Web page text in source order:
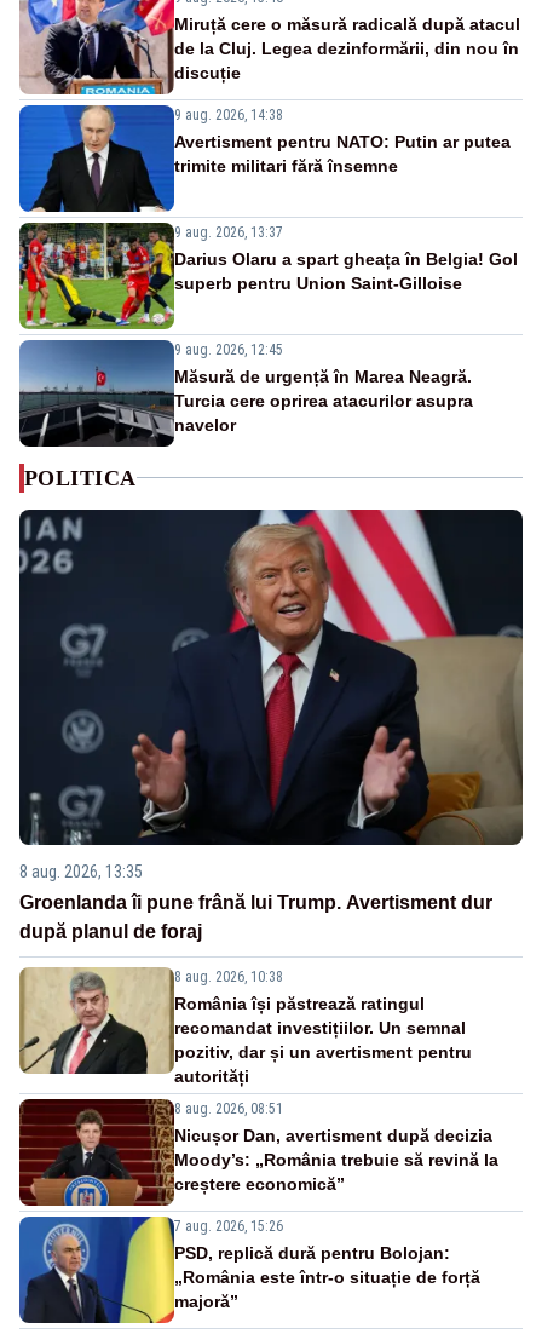
Miruță cere o măsură radicală după atacul
de la Cluj. Legea dezinformării, din nou în
discuție
9 aug. 2026, 14:38
Avertisment pentru NATO: Putin ar putea
trimite militari fără însemne
9 aug. 2026, 13:37
Darius Olaru a spart gheața în Belgia! Gol
superb pentru Union Saint-Gilloise
9 aug. 2026, 12:45
Măsură de urgență în Marea Neagră.
Turcia cere oprirea atacurilor asupra
navelor
POLITICA
8 aug. 2026, 13:35
Groenlanda îi pune frână lui Trump. Avertisment dur
după planul de foraj
8 aug. 2026, 10:38
România își păstrează ratingul
recomandat investițiilor. Un semnal
pozitiv, dar și un avertisment pentru
autorități
8 aug. 2026, 08:51
Nicușor Dan, avertisment după decizia
Moody’s: „România trebuie să revină la
creștere economică”
7 aug. 2026, 15:26
PSD, replică dură pentru Bolojan:
„România este într-o situație de forță
majoră”